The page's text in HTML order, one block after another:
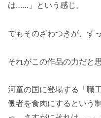
は……」という感じ。
でもそのざわつきが、ず
それがこの作品の力だと
河童の国に登場する「職
働者を食肉にするという